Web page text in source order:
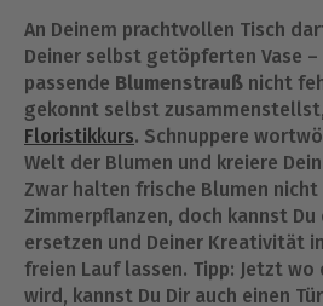
An Deinem prachtvollen Tisch
Deiner selbst getöpferten Vase
passende Blumenstrauß nicht
gekonnt selbst
Floristikkurs. Schnuppere
Welt der Blumen und kreiere
Zwar halten frische Blumen nicht
Zimmerpflanzen, doch kannst
ersetzen und Deiner Kreativität
freien Lauf lassen. Tipp: Jetzt wo
wird, kannst Du Dir auch einen